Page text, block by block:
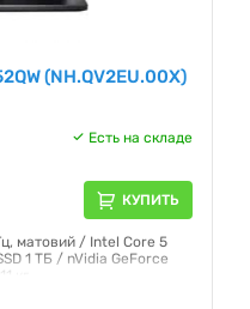
(NH.QV2EU.00X)
Есть на складе
КУПИТЬ
матовий / Intel Core 5
1 ТБ / nVidia GeForce
кг